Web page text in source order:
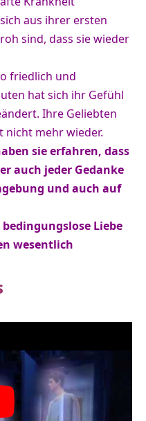
aus ihrer ersten
sind, dass sie wieder
friedlich und
hat sich ihr Gefühl
Ihre Geliebten
nicht mehr wieder.
sie erfahren, dass
auch jeder Gedanke
und auch auf
Liebe
wesentlich